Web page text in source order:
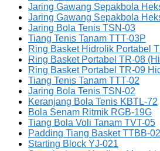
Jaring Gawang Sepakbola
Jaring Gawang Sepakbola
Jaring Bola Tenis TSN-03
Tiang Tenis Tanam TTT-03P
Ring Basket Hidrolik Portabel
Ring Basket Portabel TR-08
Ring Basket Portabel TR-09
Tiang Tenis Tanam TTT-02
Jaring Bola Tenis TSN-02
Keranjang Bola Tenis KBTL-72
Bola Senam Ritmik RGB-19G
Tiang Bola Voli Tanam TVT-05
Padding Tiang Basket TTBB-
Starting Block YJ-021